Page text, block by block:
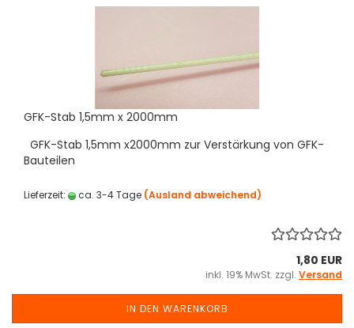
GFK-Stab 1,5mm x 2000mm
GFK-Stab 1,5mm x2000mm zur Verstärkung von GFK-
Bauteilen
Lieferzeit: ca. 3-4 Tage (Ausland abweichend)
1,80 EUR
inkl. 19% MwSt. zzgl. Versand
IN DEN WARENKORB